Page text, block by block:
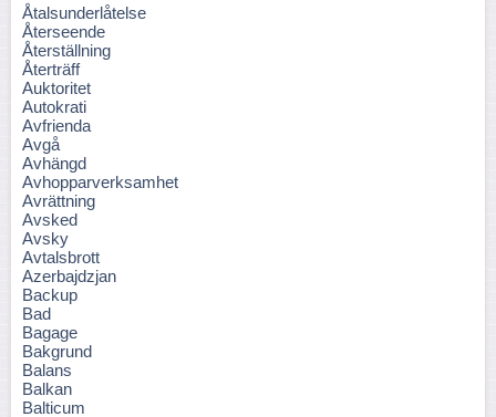
Åtalsunderlåtelse
Återseende
Återställning
Återträff
Auktoritet
Autokrati
Avfrienda
Avgå
Avhängd
Avhopparverksamhet
Avrättning
Avsked
Avsky
Avtalsbrott
Azerbajdzjan
Backup
Bad
Bagage
Bakgrund
Balans
Balkan
Balticum